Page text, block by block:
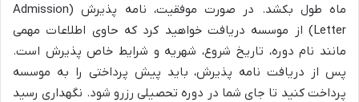
ماه طول بکشد. در صورت موفقیت، نامه پذیرش (Admission
Letter) از موسسه دریافت خواهید کرد که حاوی اطلاعات مهمی
مانند نام دوره، تاریخ شروع، شهریه و شرایط خاص پذیرش است.
پس از دریافت نامه پذیرش، باید پیش پرداختی را به موسسه
پرداخت کنید تا جای شما در دوره تحصیلی رزرو شود. نگهداری رسید